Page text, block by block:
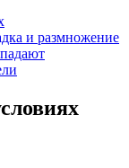
и размножение